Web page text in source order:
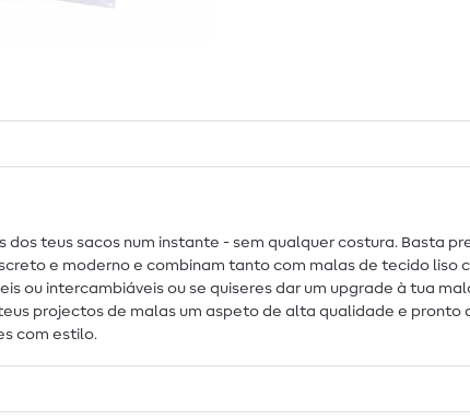
dos teus sacos num instante - sem qualquer costura. Basta
e moderno e combinam tanto com malas de tecido
ou intercambiáveis ou se quiseres dar um upgrade à tua
projectos de malas um aspeto de alta qualidade e pronto
com estilo.